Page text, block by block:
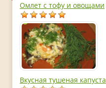
Омлет с тофу и овощами
Вкусная тушеная капуста